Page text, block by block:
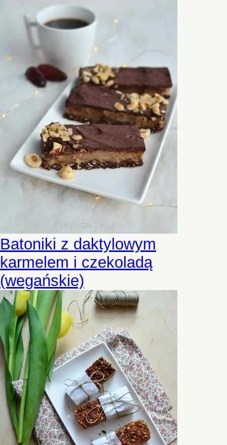
Batoniki z daktylowym
karmelem i czekoladą
(wegańskie)